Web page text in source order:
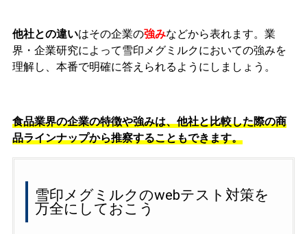
他社との違いはその企業の強みなどから表れます。業
界・企業研究によって雪印メグミルクにおいての強みを
理解し、本番で明確に答えられるようにしましょう。
食品業界の企業の特徴や強みは、他社と比較した際の商
品ラインナップから推察することもできます。
雪印メグミルクのwebテスト対策を
万全にしておこう